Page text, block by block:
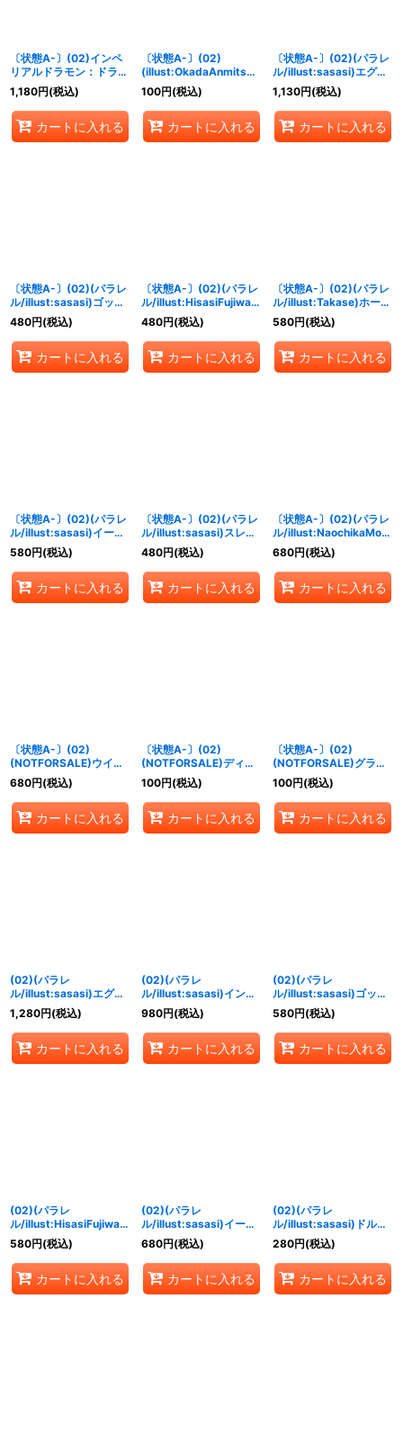
〔状態A-〕(02)インペ
リアルドラモン：ドラゴ
ンモード【SR】{EX3-
063}《多》
1,180円(税込)
カートに入れる
〔状態A-〕(02)
(illust:OkadaAnmitsu)
栗原ヒナ【R】{EX3-
065}《白》
100円(税込)
カートに入れる
〔状態A-〕(02)(パラレ
ル/illust:sasasi)エグザ
モン【SEC-P】{EX3-
074}《多》
1,130円(税込)
カートに入れる
〔状態A-〕(02)(パラレ
ル/illust:sasasi)ゴッド
ドラモン【SR-P】
{EX3-035}《黄》
480円(税込)
カートに入れる
〔状態A-〕(02)(パラレ
ル/illust:HisasiFujiwara
)メギドラモン【R-P】
{EX3-064}《紫》
480円(税込)
カートに入れる
〔状態A-〕(02)(パラレ
ル/illust:Takase)ホーリ
ードラモン【R-P】
{EX3-036}《黄》
580円(税込)
カートに入れる
〔状態A-〕(02)(パラレ
ル/illust:sasasi)イージ
スドラモン【SR-P】
{EX3-026}《青》
580円(税込)
カートに入れる
〔状態A-〕(02)(パラレ
ル/illust:sasasi)スレイ
ヤードラモン【R-P】
{EX3-024}《青》
480円(税込)
カートに入れる
〔状態A-〕(02)(パラレ
ル/illust:NaochikaMori
shita)ダークドラモン
【SR-P】{EX3-054}
《黒》
680円(税込)
カートに入れる
〔状態A-〕(02)
(NOTFORSALE)ウイン
グドラモン【U-P】
{EX3-020}《青》
680円(税込)
カートに入れる
〔状態A-〕(02)
(NOTFORSALE)ディノ
ビーモン【U-P】{EX3-
061}《多》
100円(税込)
カートに入れる
〔状態A-〕(02)
(NOTFORSALE)グラウ
ンドラモン【U-P】
{EX3-041}《緑》
100円(税込)
カートに入れる
(02)(パラレ
ル/illust:sasasi)エグザ
モン【SEC-P】{EX3-
074}《多》
1,280円(税込)
カートに入れる
(02)(パラレ
ル/illust:sasasi)インペ
リアルドラモン：ファイ
ターモード【SEC-P】
{EX3-073}《多》
980円(税込)
カートに入れる
(02)(パラレ
ル/illust:sasasi)ゴッド
ドラモン【SR-P】
{EX3-035}《黄》
580円(税込)
カートに入れる
(02)(パラレ
ル/illust:HisasiFujiwara
)メギドラモン【R-P】
{EX3-064}《紫》
580円(税込)
カートに入れる
(02)(パラレ
ル/illust:sasasi)イージ
スドラモン【SR-P】
{EX3-026}《青》
680円(税込)
カートに入れる
(02)(パラレ
ル/illust:sasasi)ドルビ
ックモン【R-P】{EX3-
014}《赤》
280円(税込)
カートに入れる